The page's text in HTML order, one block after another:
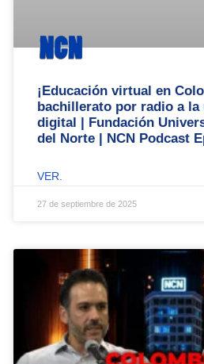
¡Educación virtual en
bachillerato por radio a la
digital | Fundación
del Norte | NCN Podcast
VER.
27 de septiembre de 2025